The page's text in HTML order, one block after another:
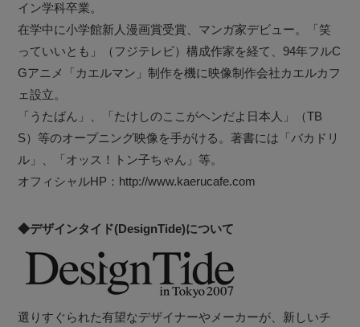
イン学科卒業。
在学中に小学館新人漫画賞受賞、マンガ家デビュー。「笑
っていいとも」（フジテレビ）構成作家を経て、94年フルC
Gアニメ「カエルマン」制作を機に映像制作会社カエルカフ
ェ設立。
「うたばん」、「たけしのここがヘンだよ日本人」（TB
S）等のオープニング映像を手がける。著書には「バカドリ
ル」、「オッス！トン子ちゃん」等。
オフィシャルHP：http://www.kaerucafe.com
◆デザインタイド(DesignTide)について
選りすぐられた有望なデザイナーやメーカーが、新しいチ